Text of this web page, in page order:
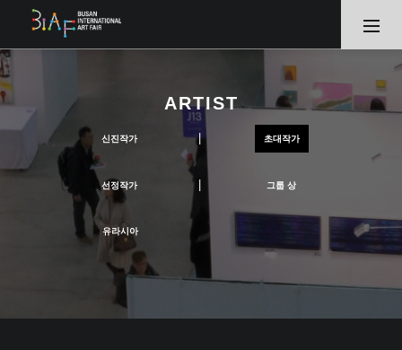
ARTIST
신진작가 | 초대작가
선정작가 | 그룹 상
유라시아